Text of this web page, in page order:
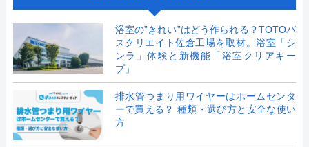
浴室の”きれい”はどう作られる？TOTOバ
スクリエイト佐倉工場を取材。浴室「シ
ンラ」体験と新機能「浴室クリアキー
プ」
排水管つまり用ワイヤーはホームセンタ
ーで買える？ 種類・選び方と安全な使い
方